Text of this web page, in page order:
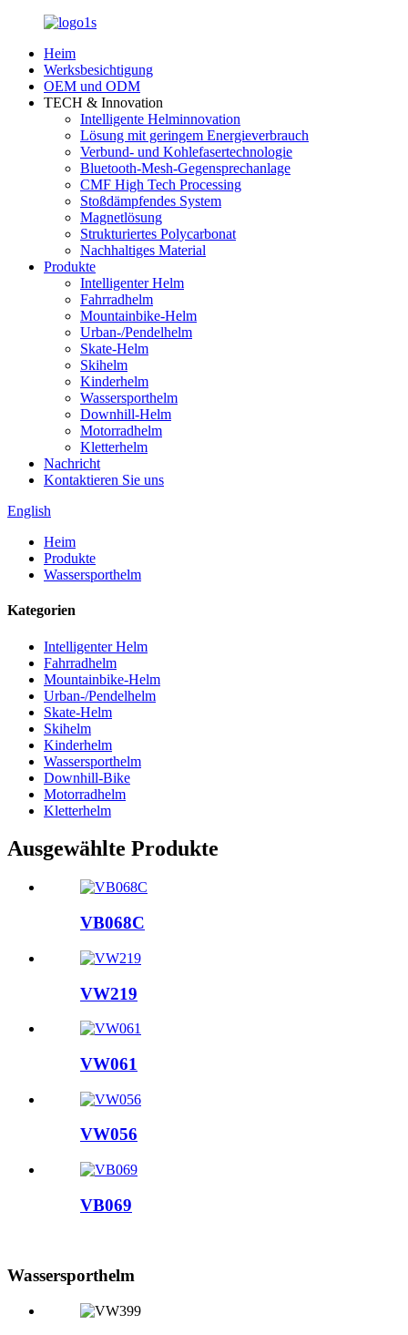
Heim
Werksbesichtigung
OEM und ODM
TECH & Innovation
Intelligente Helminnovation
Lösung mit geringem Energieverbrauch
Verbund- und Kohlefasertechnologie
Bluetooth-Mesh-Gegensprechanlage
CMF High Tech Processing
Stoßdämpfendes System
Magnetlösung
Strukturiertes Polycarbonat
Nachhaltiges Material
Produkte
Intelligenter Helm
Fahrradhelm
Mountainbike-Helm
Urban-/Pendelhelm
Skate-Helm
Skihelm
Kinderhelm
Wassersporthelm
Downhill-Helm
Motorradhelm
Kletterhelm
Nachricht
Kontaktieren Sie uns
English
Heim
Produkte
Wassersporthelm
Kategorien
Intelligenter Helm
Fahrradhelm
Mountainbike-Helm
Urban-/Pendelhelm
Skate-Helm
Skihelm
Kinderhelm
Wassersporthelm
Downhill-Bike
Motorradhelm
Kletterhelm
Ausgewählte Produkte
VB068C
VW219
VW061
VW056
VB069
Wassersporthelm